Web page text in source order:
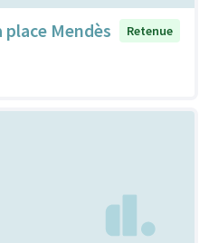
Mendès
Retenue